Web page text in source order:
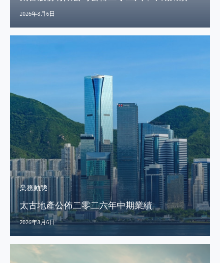
2026年8月6日
業務動態
太古地產公佈二零二六年中期業績
2026年8月6日